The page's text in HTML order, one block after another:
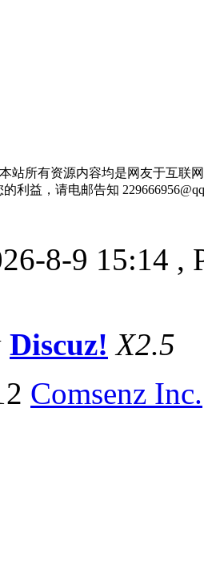
本站所有资源内容均是网友于互联
利益，请电邮告知
8-9 15:14 ,
Discuz! X2.5
Comsenz Inc.